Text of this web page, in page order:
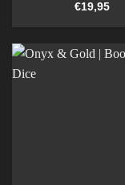
€19,95